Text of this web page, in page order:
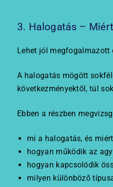
3. Halogatás –
Lehet jól megfogalmazott
A halogatás mögött
következményektől, túl
Ebben a részben
mi a halogatás, és
hogyan működik az
hogyan kapcsolódik
milyen különböző